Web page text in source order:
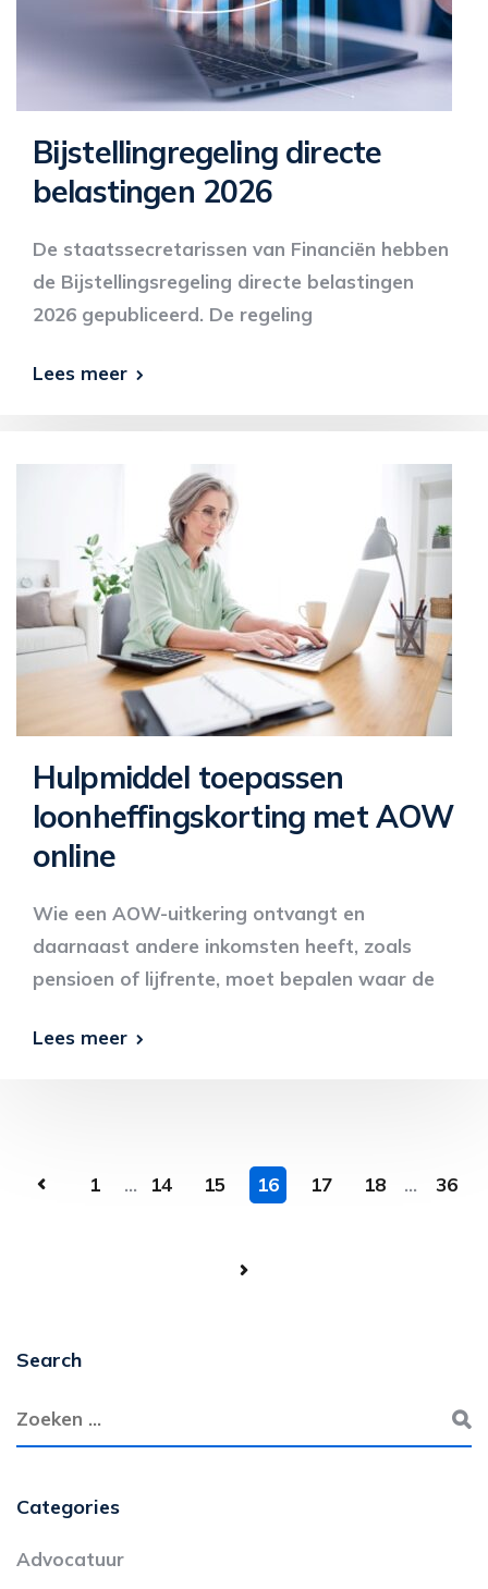
Bijstellingregeling directe
belastingen 2026
De staatssecretarissen van Financiën hebben
de Bijstellingsregeling directe belastingen
2026 gepubliceerd. De regeling
Lees meer
Hulpmiddel toepassen
loonheffingskorting met AOW
online
Wie een AOW-uitkering ontvangt en
daarnaast andere inkomsten heeft, zoals
pensioen of lijfrente, moet bepalen waar de
Lees meer
1 ... 14 15 16 17 18 ... 36
Search
Categories
Advocatuur